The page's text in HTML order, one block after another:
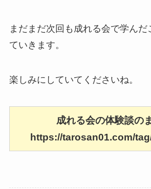
まだまだ次回も成れる会で学んだ
ていきます。
楽しみにしていてくださいね。
成れる会の体験談の
https://tarosan01.com/